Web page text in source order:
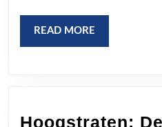
Thuis
READ MORE
MORE
Hoogstraten: